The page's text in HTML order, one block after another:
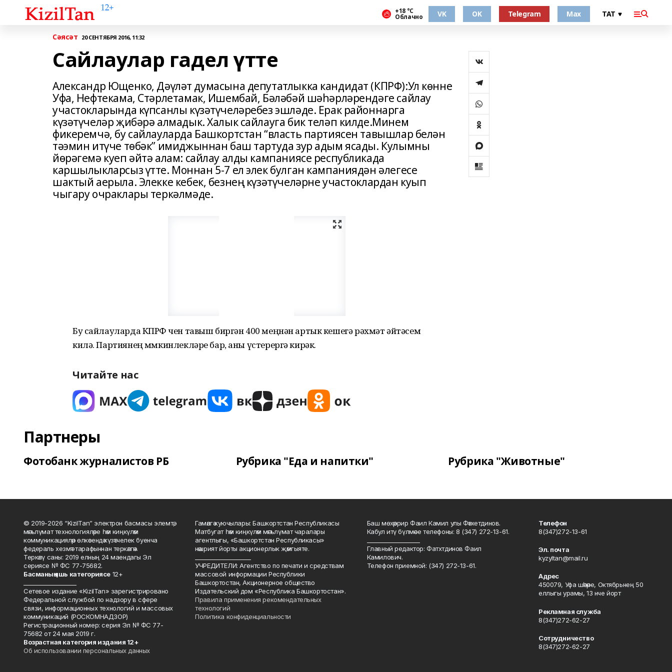
+18 °С
Облачно VK OK Telegram Max
Сәясәт 20 СЕНТЯБРЯ 2016, 11:32
Сайлаулар гадел үтте
Александр Ющенко, Дәүләт думасына депутатлыкка кандидат (КПРФ):Ул көнне
Уфа, Нефтекама, Стәрлетамак, Ишембай, Бәләбәй шәһәрләрендәге сайлау
участокларында күпсанлы күзәтүчеләребез эшләде. Ерак районнарга
күзәтүчеләр җибәрә алмадык. Халык сайлауга бик теләп килде.Минем
фикеремчә, бу сайлауларда Башкортстан “власть партиясен тавышлар белән
тәэмин итүче төбәк” имиджыннан баш тартуда зур адым ясады. Кулымны
йөрәгемә куеп әйтә алам: сайлау алды кампаниясе республикада
каршылыкларсыз үтте. Моннан 5-7 ел элек булган кампаниядән әлегесе
шактый аерыла. Элекке кебек, безнең күзәтүчеләрне участоклардан куып
чыгару очраклары теркәлмәде.
Бу сайлауларда КПРФ өчен тавыш биргән 400 меңнән артык кешегә рәхмәт әйтәсем
килә. Партиянең мөмкинлекләре бар, аны үстерергә кирәк.
Читайте нас
Партнеры
Фотобанк журналистов РБ Рубрика "Еда и напитки" Рубрика "Животные"
© 2019-2026 “KizilTan” электрон басмасы элемтә,
мәгълүмат технологияләре һәм киңкүләм
коммуникацияләр өлкәсендә күзәтчелек буенча
федераль хезмәт тарафыннан теркәлгән.
Теркәлү саны: 2019 елның 24 маендагы Эл
сериясе № ФС 77-75682.
Басманың яшь категориясе12+
Сетевое издание «KizilTan» зарегистрировано
Федеральной службой по надзору в сфере
связи, информационных технологий и массовых
коммуникаций (РОСКОМНАДЗОР)
Регистрационный номер: серия Эл № ФС 77-
75682 от 24 мая 2019 г.
Возрастная категория издания 12+
Об использовании персональных данных
Гамәлгә куючылары: Башкортстан Республикасы
Матбугат һәм киңкүләм мәгълүмат чаралары
агентлыгы, «Башкортстан Республикасы»
нәшрият йорты акционерлык җәмгыяте.
УЧРЕДИТЕЛИ: Агентство по печати и средствам
массовой информации Республики
Башкортостан, Акционерное общество
Издательский дом «Республика Башкортостан».
Правила применения рекомендательных
технологий
Политика конфиденциальности
Баш мөхәррир Фаил Камил улы Фәтхетдинов.
Кабул итү бүлмәсе телефоны: 8 (347) 272-13-61.
Главный редактор: Фатхтдинов Фаил
Камилович.
Телефон приемной: (347) 272-13-61.
Телефон
8(347)272-13-61
Эл. почта
kyzyltan@mail.ru
Адрес
450079, Уфа шәһәре, Октябрьнең 50
еллыгы урамы, 13 нче йорт
Рекламная служба
8(347)272-62-27
Сотрудничество
8(347)272-62-27